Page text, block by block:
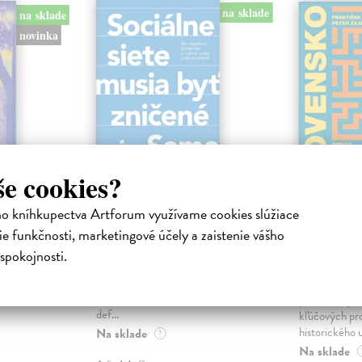
cookies?
kníhkupectva Artforum využívame cookies slúžiace
funkčnosti, marketingové účely a zaistenie vášho
na sklade
novinka
o
na sklade
Sociálne siete musia
byť zničené
Marec Samo
| Kniha
def...
Na sklade ?
sme.
kľúčových
historického
Na sklade